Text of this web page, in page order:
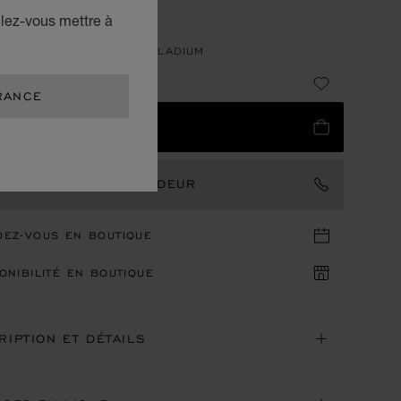
vous mettre à
NOIRE - PLAQUAGE PALLADIUM
UN AMBASSADEUR
VOUS EN BOUTIQUE
EN BOUTIQUE
ET DÉTAILS